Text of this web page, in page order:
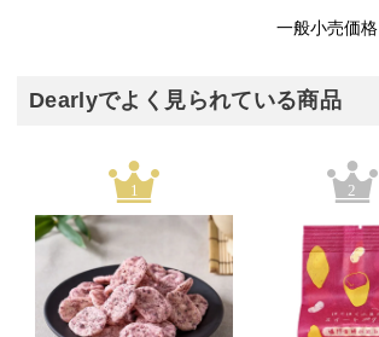
一般小売価格
Dearlyでよく見られている商品
1 2